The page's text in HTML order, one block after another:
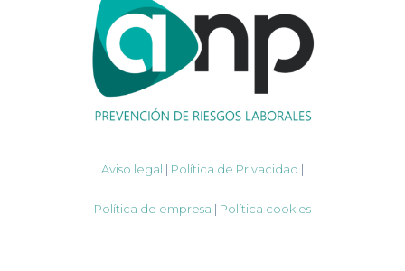
Aviso legal | Política de Privacidad |
Política de empresa | Política cookies